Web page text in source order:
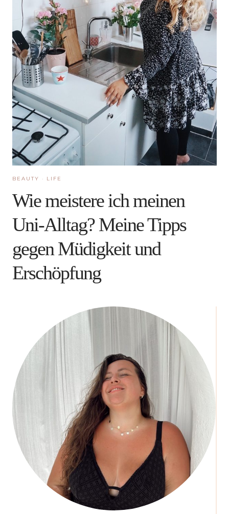
BEAUTY · LIFE
Wie meistere ich meinen
Uni-Alltag? Meine Tipps
gegen Müdigkeit und
Erschöpfung